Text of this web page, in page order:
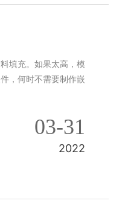
填充。如果太高，模
，何时不需要制作嵌
03-31
2022